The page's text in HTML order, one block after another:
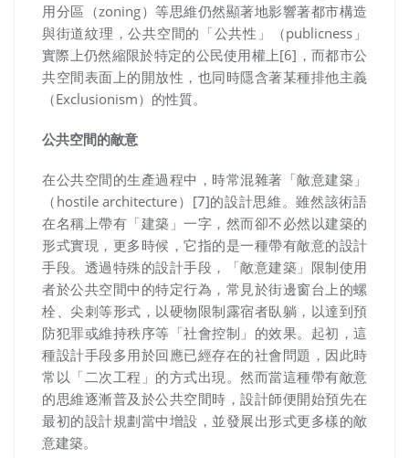
用分區（zoning）等思維仍然顯著地影響著都市構造
與街道紋理，公共空間的「公共性」（publicness」
實際上仍然縮限於特定的公民使用權上[6]，而都市公
共空間表面上的開放性，也同時隱含著某種排他主義
（Exclusionism）的性質。
公共空間的敵意
在公共空間的生產過程中，時常混雜著「敵意建築」
（hostile architecture）[7]的設計思維。雖然該術語
在名稱上帶有「建築」一字，然而卻不必然以建築的
形式實現，更多時候，它指的是一種帶有敵意的設計
手段。 透過特殊的設計手段，「敵意建築」限制使用
者於公共空間中的特定行為，常見於街邊窗台上的螺
栓、尖刺等形式，以硬物限制露宿者臥躺， 以達到預
防犯罪或維持秩序等「社會控制」的效果。起初，這
種設計手段多用於回應已經存在的社會問題，因此時
常以「二次工程」的方式出現。然而當這種帶有敵意
的思維逐漸普及於公共空間時，設計師便開始預先在
最初的設計規劃當中增設，並發展出形式更多樣的敵
意建築。